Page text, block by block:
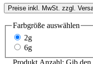
Preise inkl. MwSt. zzgl.
Farbgröße auswählen
2g
6g